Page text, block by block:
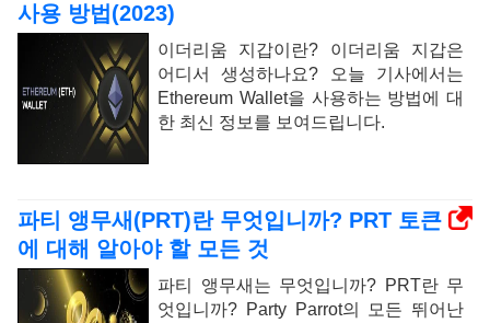
사용 방법(2023)
이더리움 지갑이란? 이더리움 지갑은
어디서 생성하나요? 오늘 기사에서는
Ethereum Wallet을 사용하는 방법에 대
한 최신 정보를 보여드립니다.
파티 앵무새(PRT)란 무엇입니까? PRT 토큰
에 대해 알아야 할 모든 것
파티 앵무새는 무엇입니까? PRT란 무
엇입니까? Party Parrot의 모든 뛰어난